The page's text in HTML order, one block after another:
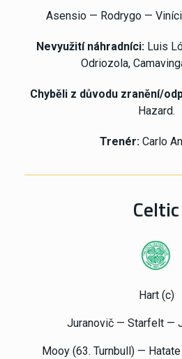
Asensio — Rodrygo —
Nevyužití náhradníci:Luis
Odriozola,
Chyběli z důvodu zranění/
Hazard.
Trenér:Carlo
Celtic
Hart (c)
Juranovič — Starfelt —
Mooy (63. Turnbull) — Hatate